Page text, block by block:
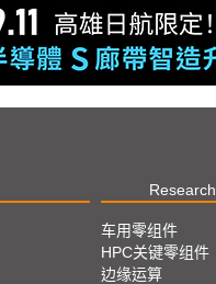
Research
车用零组件
HPC关键零组件
边缘运算